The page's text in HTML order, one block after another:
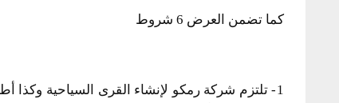
كما تضمن العرض 6 شروط
1- تلتزم شركة رمكو لإنشاء القرى السياحية وكذا